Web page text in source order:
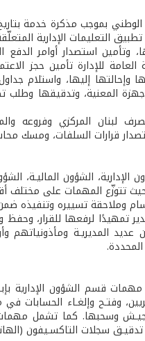
التعليمات الإدارية
وتأمين استصدار أوامر الدفع
إليها، واستلام
المعنية، وتدقيقها وطلب
لبنان المركزي وفروعه
قرارات السلفات، ومسك
الشؤون الماليـة،
تتوزّع المهمات على مختلف
وملاحقة تسييره وتنفيذه
تمهيدًا لرفعها للقرار،
المديريـة ومأذونياتهم
الشؤون الإدارية بإبـداء
وفتـح وإلغـاء الحسابات
وسحبها. كما تشمل
تدقيـق سجلات التاكسـيفون